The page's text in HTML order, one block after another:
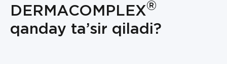
DERMACOMPLEX®
qanday ta’sir qiladi?